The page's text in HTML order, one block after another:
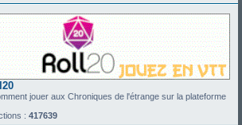
jouer aux Chroniques de l'étrange sur la plateforme
: 417639